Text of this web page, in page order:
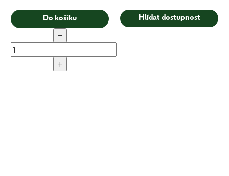
Do košíku
−
+
Hlídat dostupnost